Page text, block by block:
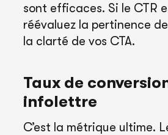
sont efficaces. Si le CTR
réévaluez la pertinence
la clarté de vos CTA.
Taux de
infolettre
C’est la métrique ultime.